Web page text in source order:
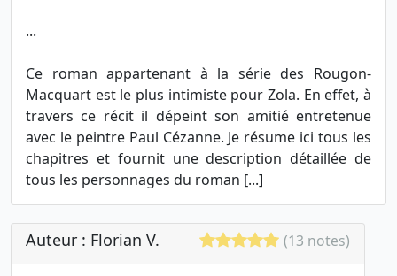
...
Ce roman appartenant à la série des Rougon-
Macquart est le plus intimiste pour Zola. En effet, à
travers ce récit il dépeint son amitié entretenue
avec le peintre Paul Cézanne. Je résume ici tous les
chapitres et fournit une description détaillée de
tous les personnages du roman [...]
Auteur : Florian V. (13 notes)